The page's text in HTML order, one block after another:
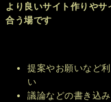
より良いサイト作りや
合う場です
提案やお願いなど
い
議論などの書き込